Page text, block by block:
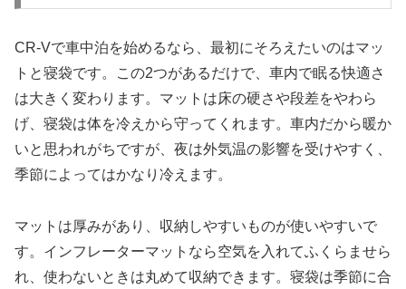
CR-Vで車中泊を始めるなら、最初にそろえたいのはマッ
トと寝袋です。この2つがあるだけで、車内で眠る快適さ
は大きく変わります。マットは床の硬さや段差をやわら
げ、寝袋は体を冷えから守ってくれます。車内だから暖か
いと思われがちですが、夜は外気温の影響を受けやすく、
季節によってはかなり冷えます。
マットは厚みがあり、収納しやすいものが使いやすいで
す。インフレーターマットなら空気を入れてふくらませら
れ、使わないときは丸めて収納できます。寝袋は季節に合